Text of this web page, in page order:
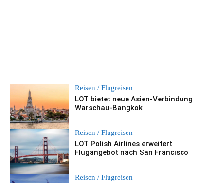
Reisen / Flugreisen
LOT bietet neue Asien-Verbindung
Warschau-Bangkok
Reisen / Flugreisen
LOT Polish Airlines erweitert
Flugangebot nach San Francisco
Reisen / Flugreisen